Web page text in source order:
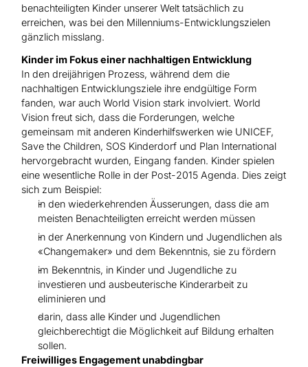
benachteiligten Kinder unserer Welt tatsächlich zu
erreichen, was bei den Millenniums-Entwicklungszielen
gänzlich misslang.
Kinder im Fokus einer nachhaltigen Entwicklung
In den dreijährigen Prozess, während dem die
nachhaltigen Entwicklungsziele ihre endgültige Form
fanden, war auch World Vision stark involviert. World
Vision freut sich, dass die Forderungen, welche
gemeinsam mit anderen Kinderhilfswerken wie UNICEF,
Save the Children, SOS Kinderdorf und Plan International
hervorgebracht wurden, Eingang fanden. Kinder spielen
eine wesentliche Rolle in der Post-2015 Agenda. Dies zeigt
sich zum Beispiel:
in den wiederkehrenden Äusserungen, dass die am
meisten Benachteiligten erreicht werden müssen
in der Anerkennung von Kindern und Jugendlichen als
«Changemaker» und dem Bekenntnis, sie zu fördern
im Bekenntnis, in Kinder und Jugendliche zu
investieren und ausbeuterische Kinderarbeit zu
eliminieren und
darin, dass alle Kinder und Jugendlichen
gleichberechtigt die Möglichkeit auf Bildung erhalten
sollen.
Freiwilliges Engagement unabdingbar